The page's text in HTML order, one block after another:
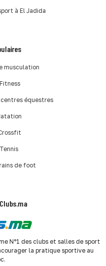
à El Jadida
musculation
équestres
de foot
N°1 des clubs et salles de sport
la pratique sportive au